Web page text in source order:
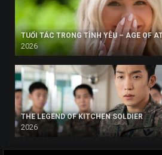
TUỔI TÁC TRONG TÌNH YÊU – AGE OF
2026
THE LEGEND OF KITCHEN SOLDIER
2026